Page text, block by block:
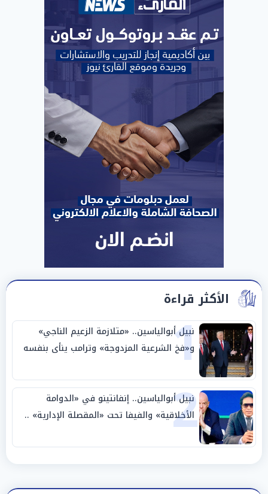
الأكثر قراءة
1
نبيل أبوالياسين.. «متلازمة الزعيم الناجي»
و«فخ الشرعية المزدوجة» وترامب ينأى بنفسه
وحليفه في «ميتم استراتيجي»
2
نبيل أبوالياسين.. إنفانتينو في «الدوامة
الأخلاقية» والفيفا تحت «المقصلة الإدارية» ..
«عبادة العرش وجنازة المصداقية»